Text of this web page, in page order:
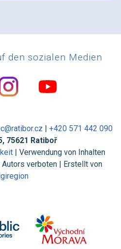
den sozialen Medien
| +420 571 442 090
75621 Ratiboř
| Verwendung von Inhalten
Autors verboten | Erstellt von